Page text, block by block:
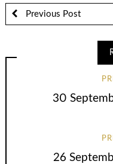
Previous Post
30
26